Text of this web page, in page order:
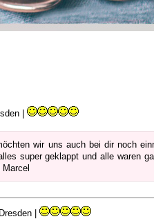
|
wir uns auch bei dir noch
super geklappt und alle waren
Marcel
|